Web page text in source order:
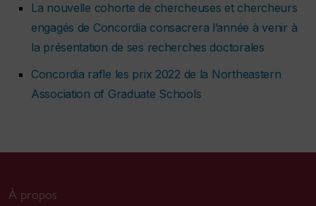
La nouvelle cohorte de chercheuses et chercheurs
engagés de Concordia consacrera l’année à venir à
la présentation de ses recherches doctorales
Concordia rafle les prix 2022 de la Northeastern
Association of Graduate Schools
À propos